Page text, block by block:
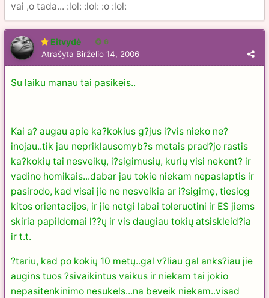
vai ,o tada... :lol: :lol: :o :lol:
Eitvydė 6
Atrašyta Birželio 14, 2006
Su laiku manau tai pasikeis..
Kai a? augau apie ka?kokius g?jus i?vis nieko ne?
inojau..tik jau nepriklausomyb?s metais prad?jo rastis
ka?kokių tai nesveikų, i?sigimusių, kurių visi nekent? ir
vadino homikais...dabar jau tokie niekam nepaslaptis ir
pasirodo, kad visai jie ne nesveikia ar i?sigimę, tiesiog
kitos orientacijos, ir jie netgi labai toleruotini ir ES jiems
skiria papildomai l??ų ir vis daugiau tokių atsiskleid?ia
ir t.t.
?tariu, kad po kokių 10 metų..gal v?liau gal anks?iau jie
augins tuos ?sivaikintus vaikus ir niekam tai jokio
nepasitenkinimo nesukels...na beveik niekam..visad